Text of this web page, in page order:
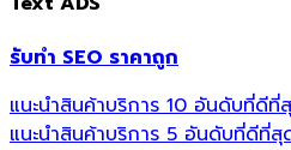
รับทำ SEO ราคาถูก
แนะนำสินค้าบริการ 10 อันดับที่ดีที่
แนะนำสินค้าบริการ 5 อันดับที่ดีที่สุ